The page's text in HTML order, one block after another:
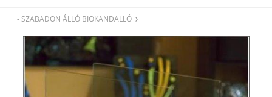
- SZABADON ÁLLÓ BIOKANDALLÓ